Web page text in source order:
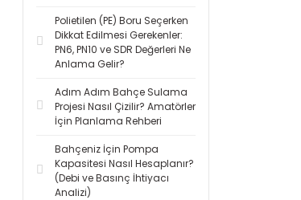
Polietilen (PE) Boru Seçerken
Dikkat Edilmesi Gerekenler:
PN6, PN10 ve SDR Değerleri Ne
Anlama Gelir?
Adım Adım Bahçe Sulama
Projesi Nasıl Çizilir? Amatörler
İçin Planlama Rehberi
Bahçeniz İçin Pompa
Kapasitesi Nasıl Hesaplanır?
(Debi ve Basınç İhtiyacı
Analizi)